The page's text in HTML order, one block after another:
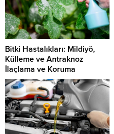
Bitki Hastalıkları: Mildiyö,
Külleme ve Antraknoz
İlaçlama ve Koruma